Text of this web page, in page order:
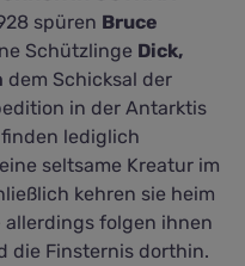
spüren Bruce
Schützlinge Dick,
dem Schicksal der
in der Antarktis
lediglich
seltsame Kreatur im
kehren sie heim
allerdings folgen ihnen
die Finsternis dorthin.